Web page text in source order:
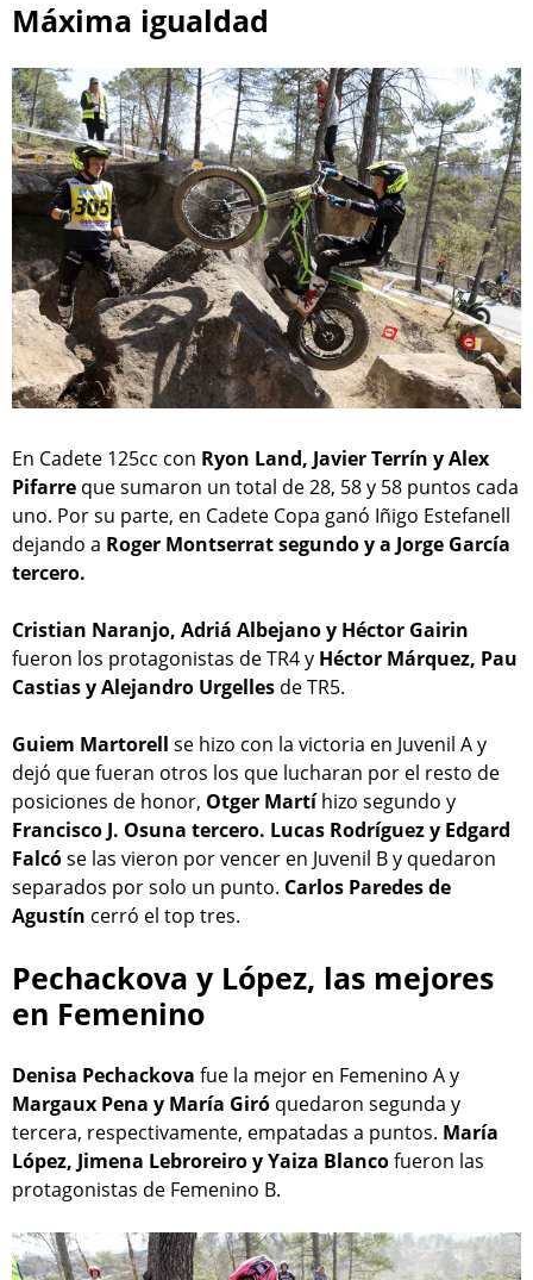
Máxima igualdad
En Cadete 125cc con Ryon Land, Javier Terrín y Alex
Pifarre que sumaron un total de 28, 58 y 58 puntos cada
uno. Por su parte, en Cadete Copa ganó Iñigo Estefanell
dejando a Roger Montserrat segundo y a Jorge García
tercero.
Cristian Naranjo, Adriá Albejano y Héctor Gairin
fueron los protagonistas de TR4 y Héctor Márquez, Pau
Castias y Alejandro Urgelles de TR5.
Guiem Martorell se hizo con la victoria en Juvenil A y
dejó que fueran otros los que lucharan por el resto de
posiciones de honor, Otger Martíhizo segundo y
Francisco J. Osuna tercero. Lucas Rodríguez y Edgard
Falcóse las vieron por vencer en Juvenil B y quedaron
separados por solo un punto. Carlos Paredes de
Agustín cerró el top tres.
Pechackova y López, las mejores
en Femenino
Denisa Pechackova fue la mejor en Femenino A y
Margaux Pena y María Giró quedaron segunda y
tercera, respectivamente, empatadas a puntos. María
López, Jimena Lebroreiro y Yaiza Blancofueron las
protagonistas de Femenino B.